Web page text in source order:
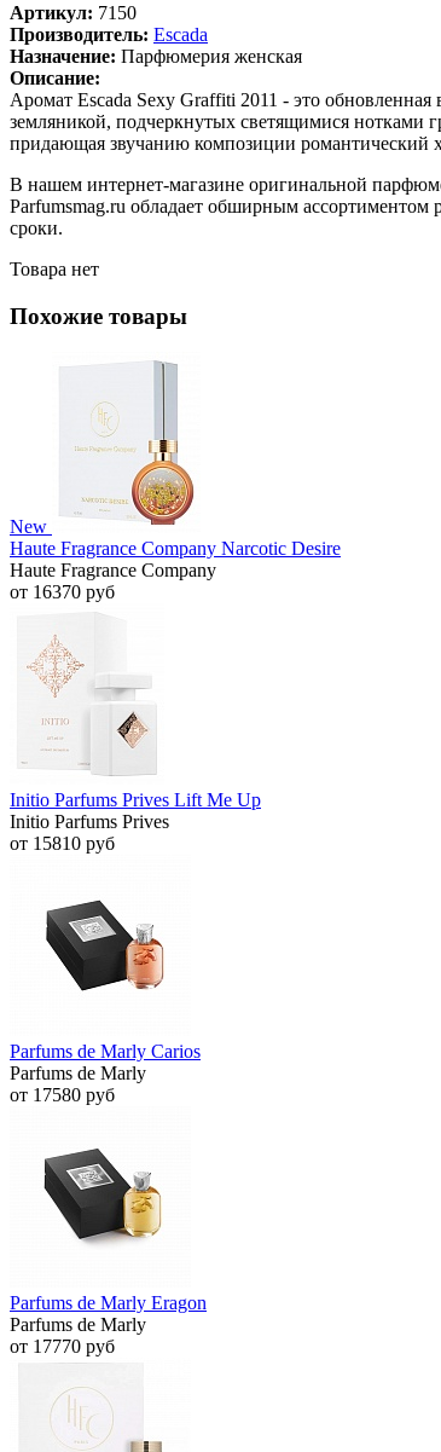
Артикул: 7150
Производитель: Escada
Назначение: Парфюмерия женская
Описание:
Аромат Escada Sexy Graffiti 2011 - это
земляникой, подчеркнутых светящимися нотками
придающая звучанию композиции романтический
В нашем интернет-магазине оригинальной
Parfumsmag.ru обладает обширным ассортиментом
сроки.
Товара нет
Похожие товары
New
Haute Fragrance Company Narcotic Desire
Haute Fragrance Company
от 16370 руб
Initio Parfums Prives Lift Me Up
Initio Parfums Prives
от 15810 руб
Parfums de Marly Carios
Parfums de Marly
от 17580 руб
Parfums de Marly Eragon
Parfums de Marly
от 17770 руб